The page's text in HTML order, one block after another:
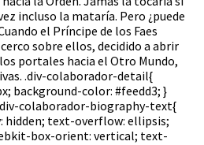
incluso la mataría. Pero ¿puede
el Príncipe de los Faes
sobre ellos, decidido a abrir
portales hacia el Otro Mundo,
.div-colaborador-detail{
background-color: #feedd3; }
colaborador-biography-text{
hidden; text-overflow: ellipsis;
box-orient: vertical; text-